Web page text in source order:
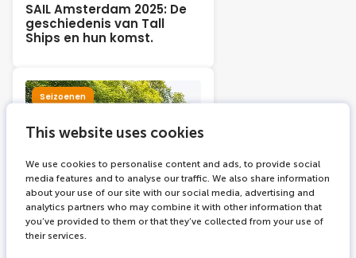
This website uses cookies
We use cookies to personalise content and ads, to provide social
media features and to analyse our traffic. We also share information
about your use of our site with our social media, advertising and
analytics partners who may combine it with other information that
you’ve provided to them or that they’ve collected from your use of
their services.
SAIL Amsterdam 2025: De
geschiedenis van Tall
Ships en hun komst.
Seizoenen
mrt 25, 2025